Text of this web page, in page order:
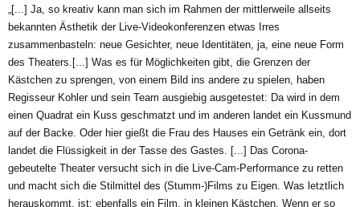
„[...] Ja, so kreativ kann man sich im Rahmen der mittlerweile allseits
bekannten Ästhetik der Live-Videokonferenzen etwas Irres
zusammenbasteln: neue Gesichter, neue Identitäten, ja, eine neue Form
des Theaters.[...] Was es für Möglichkeiten gibt, die Grenzen der
Kästchen zu sprengen, von einem Bild ins andere zu spielen, haben
Regisseur Kohler und sein Team ausgiebig ausgetestet: Da wird in dem
einen Quadrat ein Kuss geschmatzt und im anderen landet ein Kussmund
auf der Backe. Oder hier gießt die Frau des Hauses ein Getränk ein, dort
landet die Flüssigkeit in der Tasse des Gastes. [...] Das Corona-
gebeutelte Theater versucht sich in die Live-Cam-Performance zu retten
und macht sich die Stilmittel des (Stumm-)Films zu Eigen. Was letztlich
herauskommt, ist: ebenfalls ein Film, in kleinen Kästchen. Wenn er so